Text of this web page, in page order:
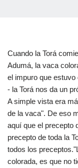
Cuando la Torá
Adumá, la vaca
el impuro que
- la Torá nos da un
A simple vista era
de la vaca". De eso
aquí que el precepto
precepto de toda la
todos los
colorada, es que no